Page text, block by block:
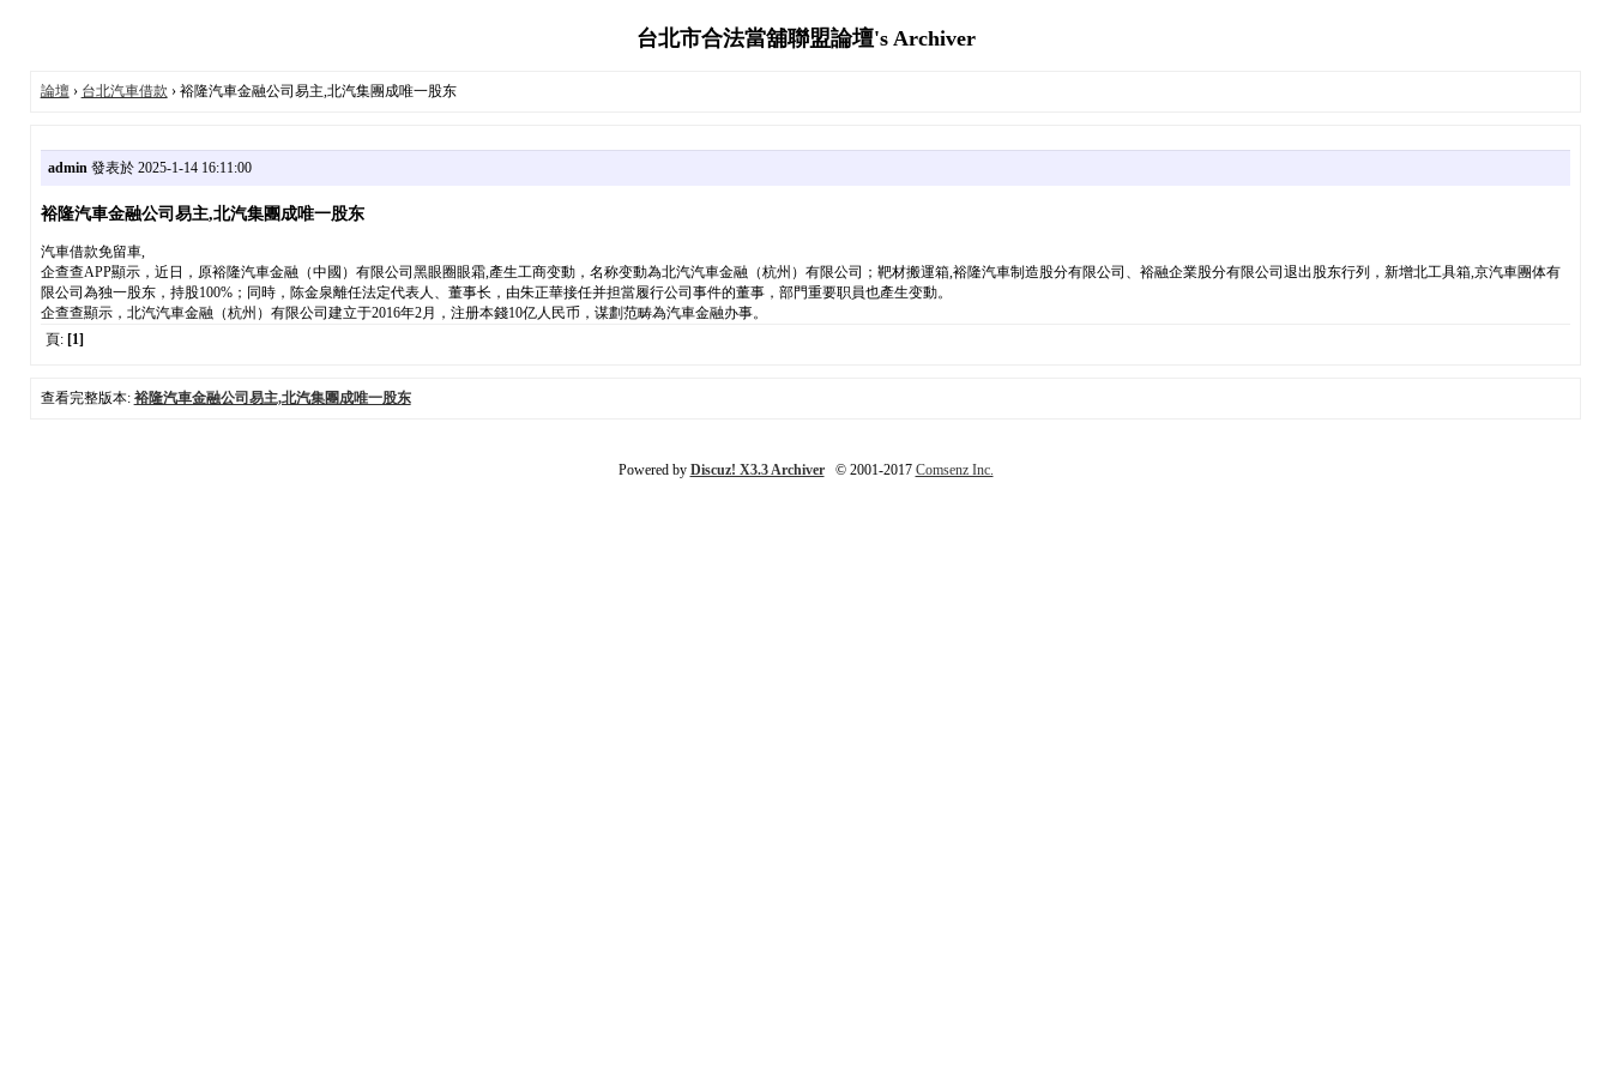
台北市合法當舖聯盟論壇's Archiver
論壇› 台北汽車借款 › 裕隆汽車金融公司易主,北汽集團成唯一股东
admin發表於 2025-1-14 16:11:00
裕隆汽車金融公司易主,北汽集團成唯一股东
汽車借款免留車,
企查查APP顯示，近日，原裕隆汽車金融（中國）有限公司黑眼圈眼霜,產生工商变動，名称变動為北汽汽車金融（杭州）有限公司；靶材搬運箱,裕隆汽車制造股分有限公司、裕融企業股分有限公司退出股东行列，新增北工具箱,京汽車團体有
限公司為独一股东，持股100%；同時，陈金泉離任法定代表人、董事长，由朱正華接任并担當履行公司事件的董事，部門重要职員也產生变動。
企查查顯示，北汽汽車金融（杭州）有限公司建立于2016年2月，注册本錢10亿人民币，谋劃范畴為汽車金融办事。
頁: [1]
查看完整版本: 裕隆汽車金融公司易主,北汽集團成唯一股东
Powered by Discuz! X3.3 Archiver© 2001-2017 Comsenz Inc.